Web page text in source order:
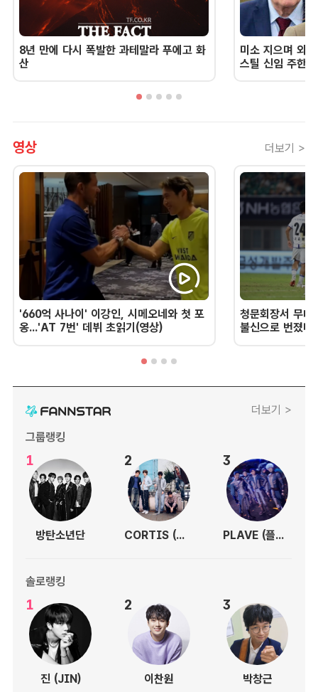
8년 만에 다시 폭발한 과테말라 푸에고 화
산
미소 지으며 외
스틸 신임 주한
영상 더보기 >
'660억 사나이' 이강인, 시메오네와 첫 포
옹...'AT 7번' 데뷔 초읽기(영상)
청문회장서 무너
불신으로 번졌
더보기 >
그룹랭킹
1
방탄소년단
2
CORTIS (코르티스)
3
PLAVE (플레이브)
솔로랭킹
1
진 (JIN)
2
이찬원
3
박창근